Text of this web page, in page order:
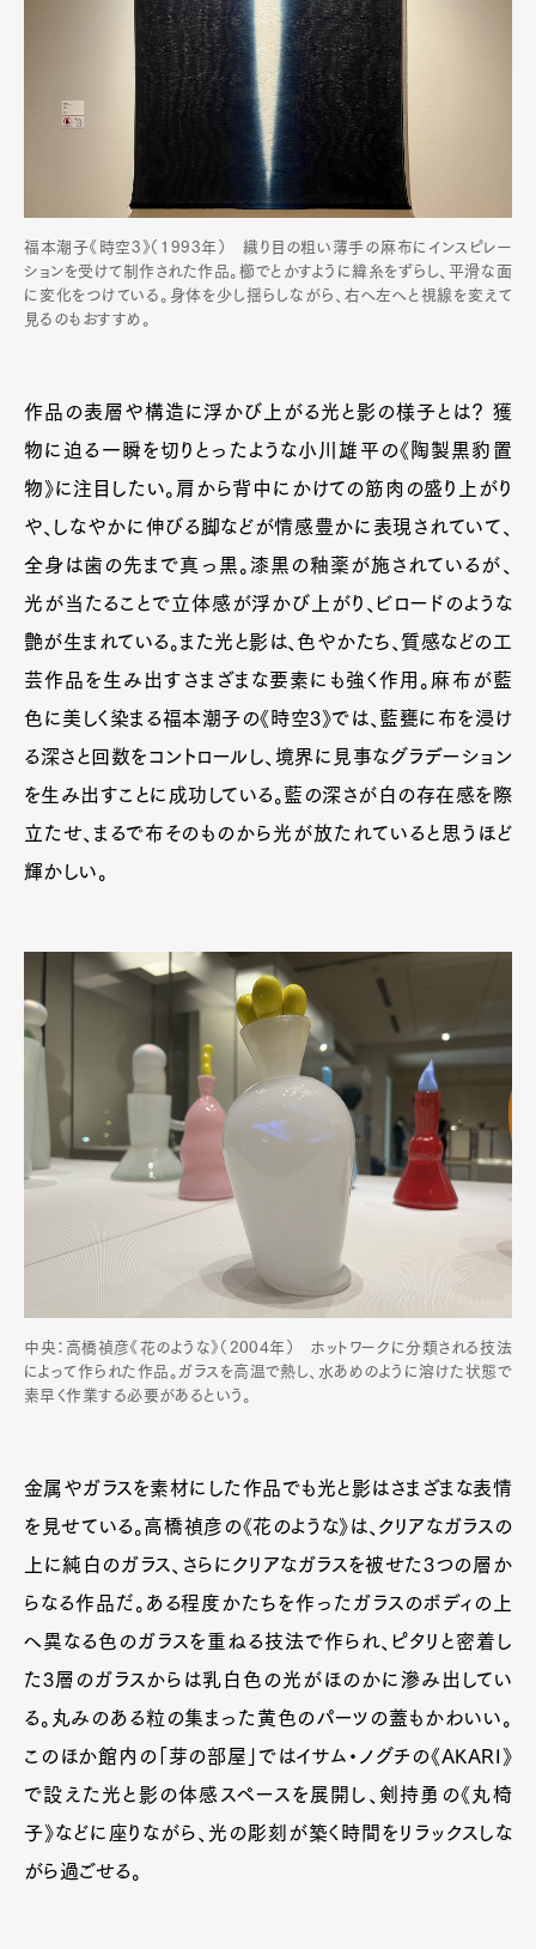
福本潮子《時空3》（1993年） 織り目の粗い薄手の麻布にインスピレー
ションを受けて制作された作品。櫛でとかすように緯糸をずらし、平滑な面
に変化をつけている。身体を少し揺らしながら、右へ左へと視線を変えて
見るのもおすすめ。
作品の表層や構造に浮かび上がる光と影の様子とは？ 獲
物に迫る一瞬を切りとったような小川雄平の《陶製黒豹置
物》に注目したい。肩から背中にかけての筋肉の盛り上がり
や、しなやかに伸びる脚などが情感豊かに表現されていて、
全身は歯の先まで真っ黒。漆黒の釉薬が施されているが、
光が当たることで立体感が浮かび上がり、ビロードのような
艶が生まれている。また光と影は、色やかたち、質感などの工
芸作品を生み出すさまざまな要素にも強く作用。麻布が藍
色に美しく染まる福本潮子の《時空3》では、藍甕に布を浸け
る深さと回数をコントロールし、境界に見事なグラデーション
を生み出すことに成功している。藍の深さが白の存在感を際
立たせ、まるで布そのものから光が放たれていると思うほど
輝かしい。
中央：高橋禎彦《花のような》（2004年） ホットワークに分類される技法
によって作られた作品。ガラスを高温で熱し、水あめのように溶けた状態で
素早く作業する必要があるという。
金属やガラスを素材にした作品でも光と影はさまざまな表情
を見せている。高橋禎彦の《花のような》は、クリアなガラスの
上に純白のガラス、さらにクリアなガラスを被せた3つの層か
らなる作品だ。ある程度かたちを作ったガラスのボディの上
へ異なる色のガラスを重ねる技法で作られ、ピタリと密着し
た3層のガラスからは乳白色の光がほのかに滲み出してい
る。丸みのある粒の集まった黄色のパーツの蓋もかわいい。
このほか館内の「芽の部屋」ではイサム・ノグチの《AKARI》
で設えた光と影の体感スペースを展開し、剣持勇の《丸椅
子》などに座りながら、光の彫刻が築く時間をリラックスしな
がら過ごせる。